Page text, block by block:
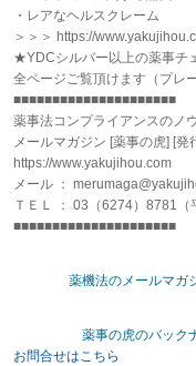
・レアなヘルスクレーム
＞＞＞ https://
★YDCシルバー以上の薬事チ
全ページご覧頂けます（プレ
■■■■■■■■■■■■■■■■■■■■■
薬事法コンプライアンスのノ
メールマガジン [薬事の虎] [
https://www.yakujihou.com
メール ：
ＴＥＬ ： 03（6274）8781（
■■■■■■■■■■■■■■■■■■■■■
薬機法のメールマガ
薬事の虎のバック
お問合せはこちら